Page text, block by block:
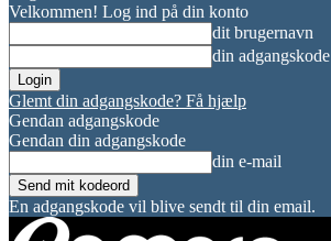
Velkommen! Log ind på din konto
dit brugernavn
din adgangskode
Glemt din adgangskode? Få hjælp
Gendan adgangskode
Gendan din adgangskode
din e-mail
En adgangskode vil blive sendt til din email.